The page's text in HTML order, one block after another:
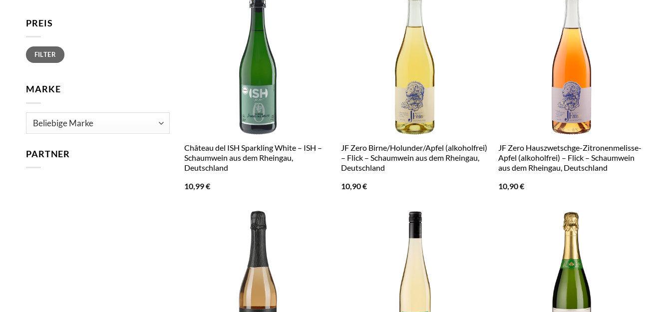
PREIS
Min.
Preis
Max.
PreisFILTER
MARKE
PARTNER
Château del ISH Sparkling White – ISH –
Schaumwein aus dem Rheingau,
Deutschland
10,99€
JF Zero Birne/Holunder/Apfel (alkoholfrei)
– Flick – Schaumwein aus dem Rheingau,
Deutschland
10,90€
JF Zero Hauszwetschge-Zitronenmelisse-
Apfel (alkoholfrei) – Flick – Schaumwein
aus dem Rheingau, Deutschland
10,90€